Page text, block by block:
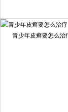
我要咨询我要预约
擅长：住院部主任 【个
青少年皮癣要怎么治疗